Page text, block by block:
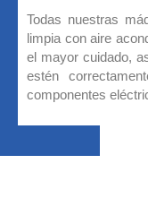
Todas nuestras
limpia con aire
el mayor cuidado,
estén
componentes